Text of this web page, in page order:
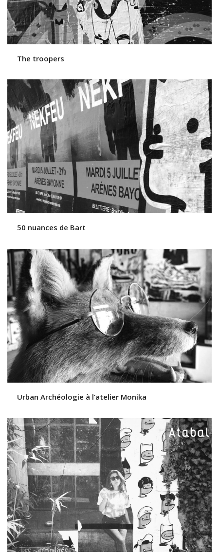
The troopers
50 nuances de Bart
Urban Archéologie à l’atelier Monika